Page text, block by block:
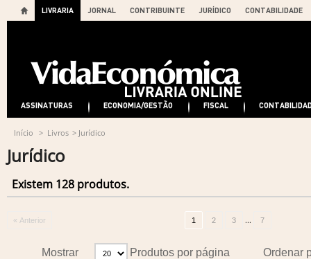
LIVRARIA JORNAL CONTRIBUINTE JURÍDICO CONTABILIDADE
ASSINATURAS ECONOMIA/GESTÃO FISCAL
Início > Livros > Jurídico
Jurídico
Existem 128 produtos.
« Anterior 1 2 3 ... 7
Ordenar
Mostrar Produtos por página